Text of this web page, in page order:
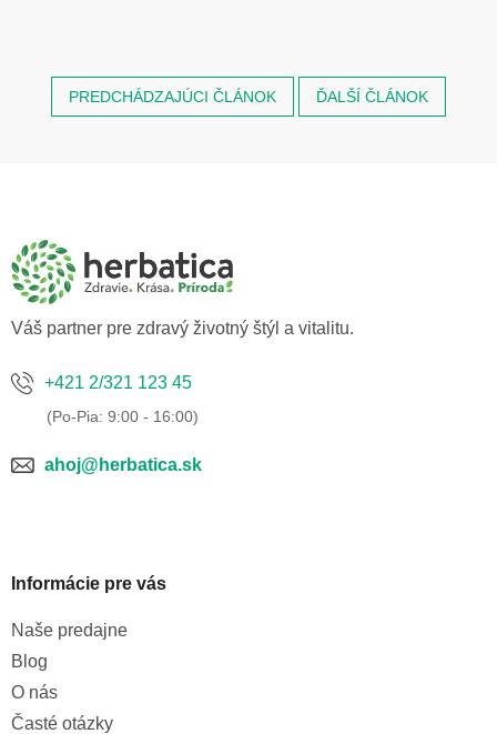
PREDCHÁDZAJÚCI ČLÁNOK ĎALŠÍ ČLÁNOK
Váš partner pre zdravý životný štýl a vitalitu.
+421 2/321 123 45
ahoj@herbatica.sk
Informácie pre vás
Naše predajne
Blog
O nás
Časté otázky